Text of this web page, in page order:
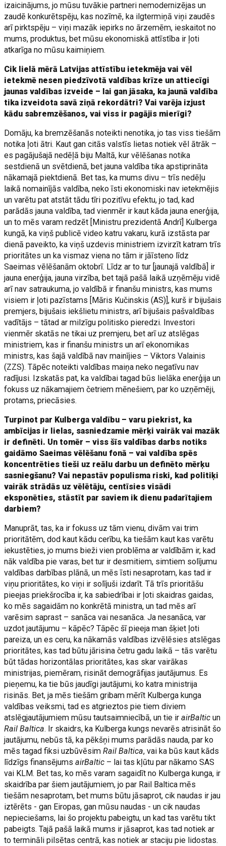
izaicinājums, jo mūsu tuvākie partneri nemodernizējas un
zaudē konkurētspēju, kas nozīmē, ka ilgtermiņā viņi zaudēs
arī pirktspēju – viņi mazāk iepirks no ārzemēm, ieskaitot no
mums, produktus, bet mūsu ekonomiskā attīstība ir ļoti
atkarīga no mūsu kaimiņiem.
Cik lielā mērā Latvijas attīstību ietekmēja vai vēl
ietekmē nesen piedzīvotā valdības krīze un attiecīgi
jaunas valdības izveide – lai gan jāsaka, ka jaunā valdība
tika izveidota savā ziņā rekordātri? Vai varēja izjust
kādu sabremzēšanos, vai viss ir pagājis mierīgi?
Domāju, ka bremzēšanās noteikti nenotika, jo tas viss tiešām
notika ļoti ātri. Kaut gan citās valstīs lietas notiek vēl ātrāk –
es pagājušajā nedēļā biju Maltā, kur vēlēšanas notika
sestdienā un svētdienā, bet jauna valdība tika apstiprināta
nākamajā piektdienā. Bet tas, ka mums divu – trīs nedēļu
laikā nomainījās valdība, neko īsti ekonomiski nav ietekmējis
un varētu pat atstāt tādu tīri pozitīvu efektu, jo tad, kad
parādās jauna valdība, tad vienmēr ir kaut kāda jauna enerģija,
un to mēs varam redzēt [Ministru prezidentā Andrī] Kulberga
kungā, ka viņš publicē video katru vakaru, kurā izstāsta par
dienā paveikto, ka viņš uzdevis ministriem izvirzīt katram trīs
prioritātes un ka vismaz viena no tām ir jāīsteno līdz
Saeimas vēlēšanām oktobrī. Līdz ar to tur [jaunajā valdībā] ir
jauna enerģija, jauna virzība, bet tajā pašā laikā uzņēmēju vidē
arī nav satraukuma, jo valdībā ir finanšu ministrs, kas mums
visiem ir ļoti pazīstams [Māris Kučinskis (AS)], kurš ir bijušais
premjers, bijušais iekšlietu ministrs, arī bijušais pašvaldības
vadītājs – tātad ar milzīgu politisko pieredzi. Investori
vienmēr skatās ne tikai uz premjeru, bet arī uz atslēgas
ministriem, kas ir finanšu ministrs un arī ekonomikas
ministrs, kas šajā valdībā nav mainījies – Viktors Valainis
(ZZS). Tāpēc noteikti valdības maiņa neko negatīvu nav
radījusi. Izskatās pat, ka valdībai tagad būs lielāka enerģija un
fokuss uz nākamajiem četriem mēnešiem, par ko uzņēmēji,
protams, priecāsies.
Turpinot par Kulberga valdību – varu piekrist, ka
ambīcijas ir lielas, sasniedzamie mērķi vairāk vai mazāk
ir definēti. Un tomēr – viss šīs valdības darbs notiks
gaidāmo Saeimas vēlēšanu fonā – vai valdība spēs
koncentrēties tieši uz reālu darbu un definēto mērķu
sasniegšanu? Vai nepastāv populisma riski, kad politiķi
vairāk strādās uz vēlētāju, centīsies visādi
eksponēties, stāstīt par saviem ik dienu padarītajiem
darbiem?
Manuprāt, tas, ka ir fokuss uz tām vienu, divām vai trim
prioritātēm, dod kaut kādu cerību, ka tiešām kaut kas varētu
iekustēties, jo mums bieži vien problēma ar valdībām ir, kad
nāk valdība pie varas, bet tur ir desmitiem, simtiem solījumu
valdības darbības plānā, un mēs īsti nesaprotam, kas tad ir
viņu prioritātes, ko viņi ir solījuši izdarīt. Tā trīs prioritāšu
pieejas priekšrocība ir, ka sabiedrībai ir ļoti skaidras gaidas,
ko mēs sagaidām no konkrētā ministra, un tad mēs arī
varēsim saprast – sanāca vai nesanāca. Ja nesanāca, var
uzdot jautājumu – kāpēc? Tāpēc šī pieeja man šķiet ļoti
pareiza, un es ceru, ka nākamās valdības izvēlēsies atslēgas
prioritātes, kas tad būtu jārisina četru gadu laikā – tās varētu
būt tādas horizontālas prioritātes, kas skar vairākas
ministrijas, piemēram, risināt demogrāfijas jautājumus. Es
pieņemu, ka tie būs jaudīgi jautājumi, ko katra ministrija
risinās. Bet, ja mēs tiešām gribam mērīt Kulberga kunga
valdības veiksmi, tad es atgrieztos pie tiem diviem
atslēgjautājumiem mūsu tautsaimniecībā, un tie irairBalticun
Rail Baltica. Ir skaidrs, ka Kulberga kungs nevarēs atrisināt šo
jautājumu, nebūs tā, ka pēkšņi mums parādās nauda, par ko
mēs tagad fiksi uzbūvēsim Rail Baltica, vai ka būs kaut kāds
līdzīgs finansējumsairBaltic – lai tas kļūtu par nākamo SAS
vai KLM. Bet tas, ko mēs varam sagaidīt no Kulberga kunga, ir
skaidrība par šiem jautājumiem, jo par Rail Baltica mēs
tiešām nesaprotam, bet mums būtu jāsaprot, cik naudas ir jau
iztērēts - gan Eiropas, gan mūsu naudas - un cik naudas
nepieciešams, lai šo projektu pabeigtu, un kad tas varētu tikt
pabeigts. Tajā pašā laikā mums ir jāsaprot, kas tad notiek ar
to termināli pilsētas centrā, kas notiek ar staciju pie lidostas.